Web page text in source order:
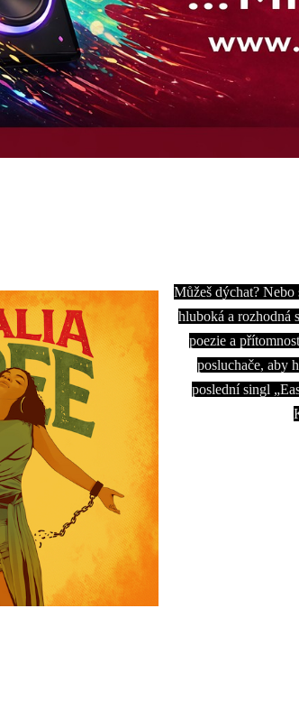
Můžeš dýchat?Nebo
hluboká a rozhodná
poezie a
posluchače, aby
poslední singl